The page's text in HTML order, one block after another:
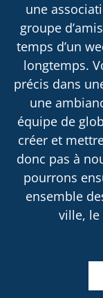
une
groupe
temps d’un
longtemps.
précis dans
une
équipe de
créer et
donc pas à
pourrons
ensemble
ville, le